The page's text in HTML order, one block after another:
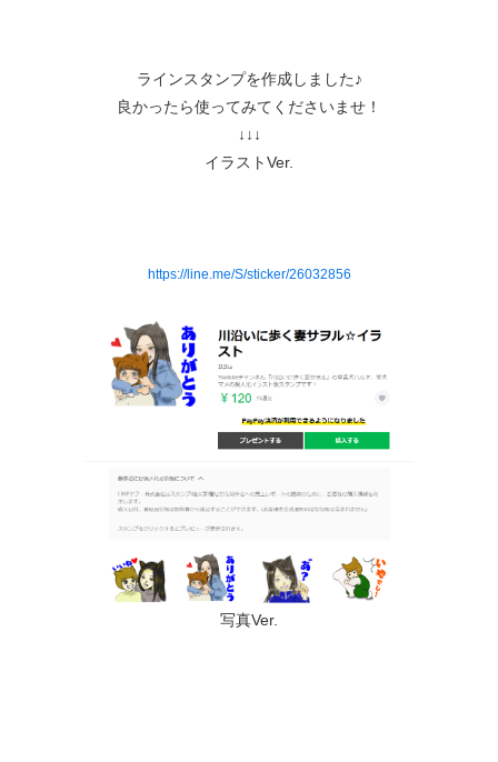
ラインスタンプを作成しました♪
良かったら使ってみてくださいませ！
↓↓↓
イラストVer.
https://line.me/S/sticker/26032856
​写真Ver.